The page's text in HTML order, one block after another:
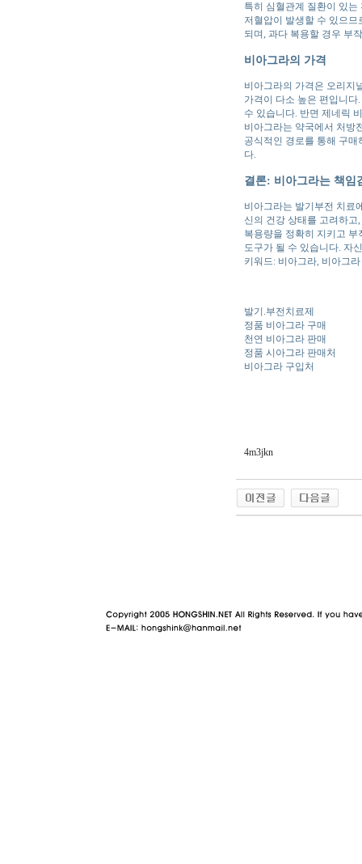
특히 심혈관계 질환이 있
저혈압이 발생할 수 있으
되며, 과다 복용할 경우 부
비아그라의 가격
비아그라의 가격은 오리지
가격이 다소 높은 편입니다
수 있습니다. 반면 제네릭
비아그라는 약국에서 처방
공식적인 경로를 통해 구
다.
결론: 비아그라는 책임
비아그라는 발기부전 치료
신의 건강 상태를 고려하
복용량을 정확히 지키고
도구가 될 수 있습니다. 자
키워드: 비아그라, 비아그
발기.부전치료제
정품 비아그라 구매
천연 비아그라 판매
정품 시아그라 판매처
비아그라 구입처
4m3jkn